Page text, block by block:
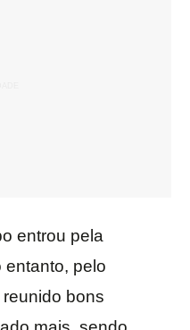
entrou pela
entanto, pelo
bons